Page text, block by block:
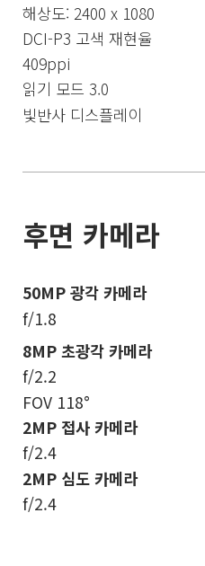
해상도: 2400 x 1080
DCI-P3 고색 재현율
409ppi
읽기 모드 3.0
빛반사 디스플레이
후면 카메라
50MP 광각 카메라
f/1.8
8MP 초광각 카메라
f/2.2
FOV 118°
2MP 접사 카메라
f/2.4
2MP 심도 카메라
f/2.4